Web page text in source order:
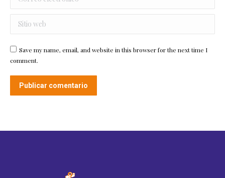
Sitio web
Save my name, email, and website in this browser for the next time I
comment.
Publicar comentario